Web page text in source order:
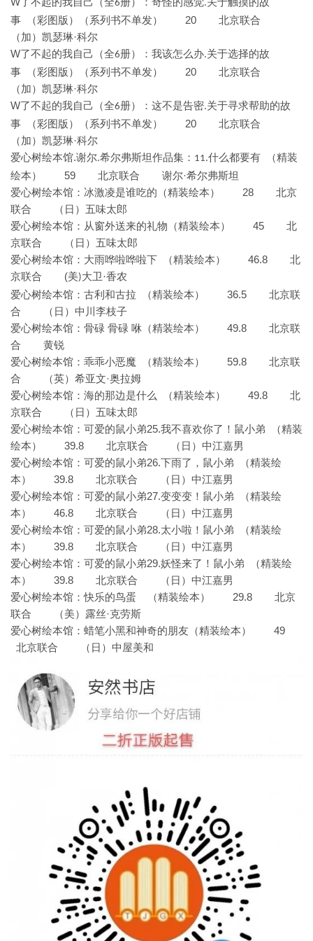
6 .
事 （彩图版）（系列书不单发）
20 北京联合
（加）凯瑟琳·科尔
W了不起的我自己（全6册）：我该怎么办.关于选择的故
事 （彩图版）（系列书不单发）
20 北京联合
（加）凯瑟琳·科尔
W了不起的我自己（全6册）：这不是告密.关于寻求帮助的故
事 （彩图版）（系列书不单发）
20 北京联合
（加）凯瑟琳·科尔
爱心树绘本馆.谢尔.希尔弗斯坦作品集： 11.什么都要有 （精装
绘本）
59 北京联合 谢尔·希尔弗斯坦
爱心树绘本馆：冰激凌是谁吃的（精装绘本） 28 北京
联合
（日）五味太郎
爱心树绘本馆：从窗外送来的礼物（精装绘本） 45 北
京联合 （日）五味太郎
爱心树绘本馆：大雨哗啦哗啦下 （精装绘本）
46.8 北
京联合 (美)大卫·香农
爱心树绘本馆：古利和古拉
（精装绘本）
36.5 北京联
合 （日）中川李枝子
爱心树绘本馆：骨碌 骨碌 咻（精装绘本）
49.8 北京联
合 黄锐
爱心树绘本馆：乖乖小恶魔 （精装绘本）
59.8 北京联
合
（英）希亚文·奥拉姆
爱心树绘本馆：海的那边是什么 （精装绘本）
49.8 北
京联合
（日）五味太郎
爱心树绘本馆：可爱的鼠小弟25.我不喜欢你了！鼠小弟 （精装
绘本）
39.8 北京联合 （日）中江嘉男
爱心树绘本馆：可爱的鼠小弟26.下雨了，鼠小弟 （精装绘
本）
39.8 北京联合 （日）中江嘉男
爱心树绘本馆：可爱的鼠小弟27.变变变！鼠小弟 （精装绘
本）
46.8 北京联合 （日）中江嘉男
爱心树绘本馆：可爱的鼠小弟28.太小啦！鼠小弟 （精装绘
本）
39.8 北京联合 （日）中江嘉男
爱心树绘本馆：可爱的鼠小弟29.妖怪来了！鼠小弟 （精装绘
本）
39.8 北京联合 （日）中江嘉男
爱心树绘本馆：快乐的鸟蛋 （精装绘本）
29.8 北京
联合
（美）露丝·克劳斯
爱心树绘本馆：蜡笔小黑和神奇的朋友（精装绘本） 49
北京联合 （日）中屋美和